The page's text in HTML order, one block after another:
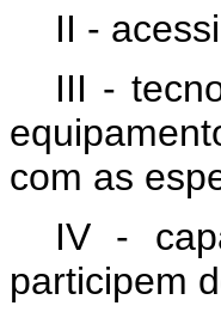
II -
III -
com as
IV -
participem